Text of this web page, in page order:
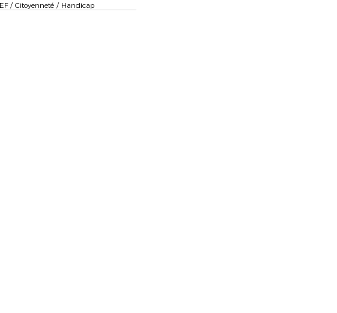
/ Citoyenneté / Handicap